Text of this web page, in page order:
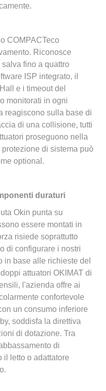
COMPACTeco
Riconosce
fino a quattro
ISP integrato, il
e i timeout del
monitorati in ogni
reagiscono sulla base di
di una collisione, tutti
proseguono nella
di sistema può
optional.
duraturi
Okin punta su
essere montati in
risiede soprattutto
di configurare i nostri
in base alle richieste del
attuatori OKIMAT di
l'azienda offre ai
confortevole
un consumo inferiore
soddisfa la direttiva
di dotazione. Tra
di
il letto o adattatore